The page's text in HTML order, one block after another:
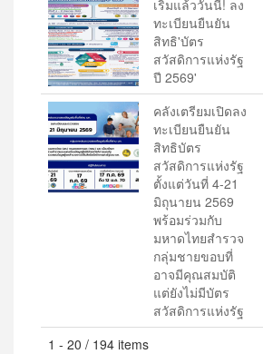
เริ่มแล้ววันนี้! ลง
ทะเบียนยืนยัน
สิทธิ'บัตร
สวัสดิการแห่งรัฐ
ปี 2569'
คลังเตรียมเปิดลง
ทะเบียนยืนยัน
สิทธิบัตร
สวัสดิการแห่งรัฐ
ตั้งแต่วันที่ 4-21
มิถุนายน 2569
พร้อมร่วมกับ
มหาดไทยสำรวจ
กลุ่มชายขอบที่
อาจมีคุณสมบัติ
แต่ยังไม่มีบัตร
สวัสดิการแห่งรัฐ
1 - 20 / 194 items